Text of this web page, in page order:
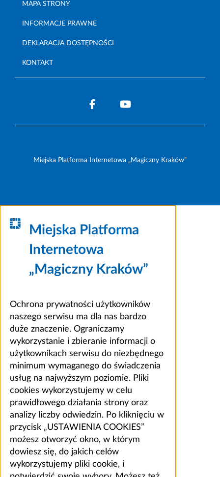
MAPA STRONY
INFORMACJE PRAWNE
DEKLARACJA DOSTĘPNOŚCI
KONTAKT
Miejska Platforma Internetowa „Magiczny Kraków”
Miejska Platforma
Internetowa
„Magiczny Kraków”
Ochrona prywatności użytkowników
naszego serwisu ma dla nas bardzo
duże znaczenie. Ograniczamy
wykorzystanie i zbieranie informacji o
użytkownikach serwisu do niezbędnego
minimum wymaganego do świadczenia
usług na najwyższym poziomie. Pliki
cookies wykorzystujemy w celu
prawidłowego działania strony oraz
analizy liczby odwiedzin. Po kliknięciu w
przycisk „USTAWIENIA COOKIES”
możesz otworzyć okno, w którym
dowiesz się, do jakich celów
wykorzystujemy pliki cookie, i